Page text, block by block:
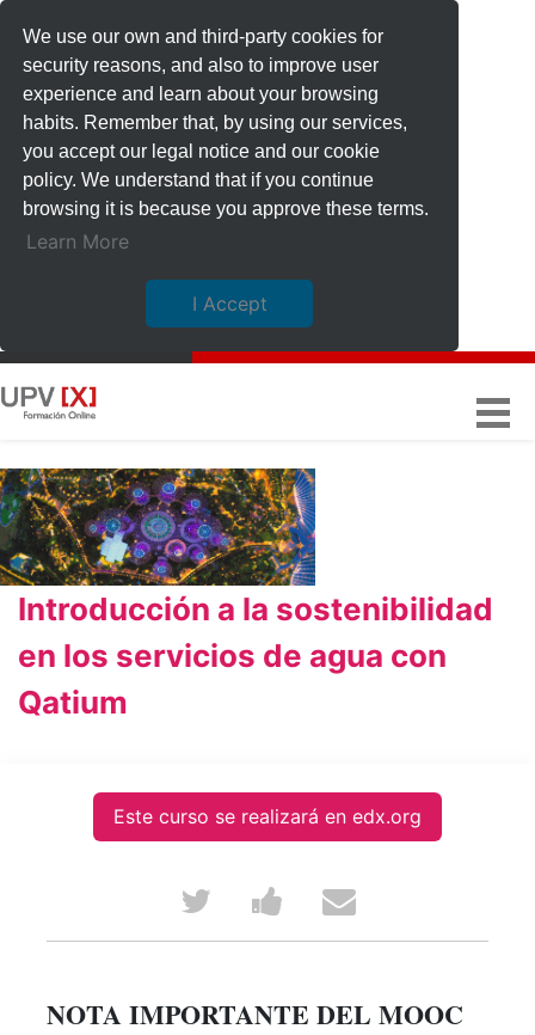
We use our own and third-party cookies for
security reasons, and also to improve user
experience and learn about your browsing
habits. Remember that, by using our services,
you accept our legal notice and our cookie
policy. We understand that if you continue
browsing it is because you approve these terms.
Learn More
I Accept
Introducción a la sostenibilidad
en los servicios de agua con
Qatium
Este curso se realizará en edx.org
Tweet
that
you've
Post
a
Facebook
Email
someone
to
NOTA IMPORTANTE DEL MOOC